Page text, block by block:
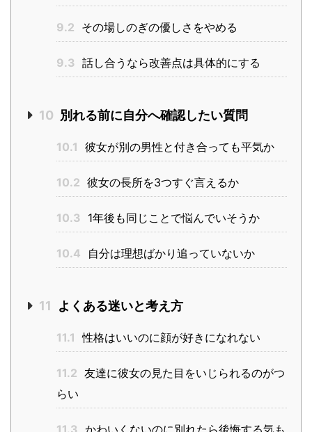
9.2 その場しのぎの優しさをやめる
9.3 話し合うなら改善点は具体的にする
10 別れる前に自分へ確認したい質問
10.1 彼女が別の男性と付き合っても平気か
10.2 彼女の長所を3つすぐ言えるか
10.3 1年後も同じことで悩んでいそうか
10.4 自分は理想ばかり追っていないか
11 よくある迷いと考え方
11.1 性格はいいのに顔が好きになれない
11.2 友達に彼女の見た目をいじられるのがつ
らい